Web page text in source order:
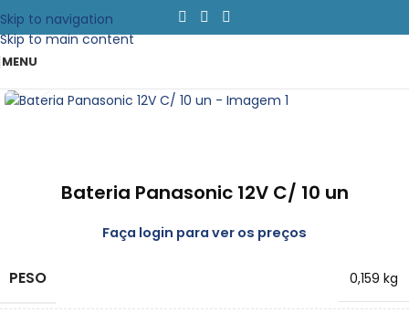
Skip to navigation
Skip to main content
MENU
Bateria Panasonic 12V C/ 10 un
Faça login para ver os preços
PESO 0,159 kg